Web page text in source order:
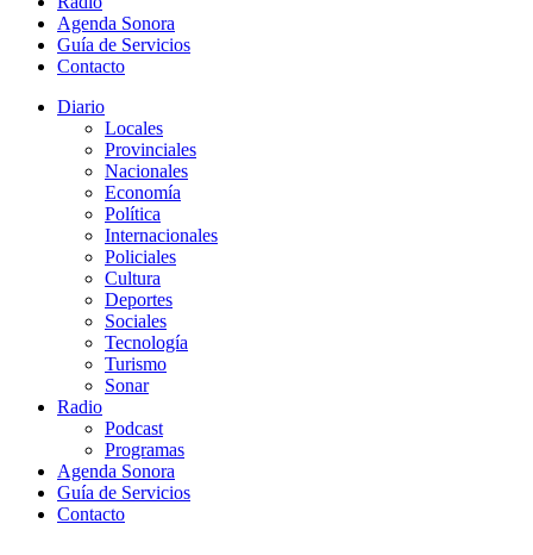
Agenda Sonora
Guía de Servicios
Contacto
Diario
Locales
Provinciales
Nacionales
Economía
Política
Internacionales
Policiales
Cultura
Deportes
Sociales
Tecnología
Turismo
Sonar
Radio
Podcast
Programas
Agenda Sonora
Guía de Servicios
Contacto